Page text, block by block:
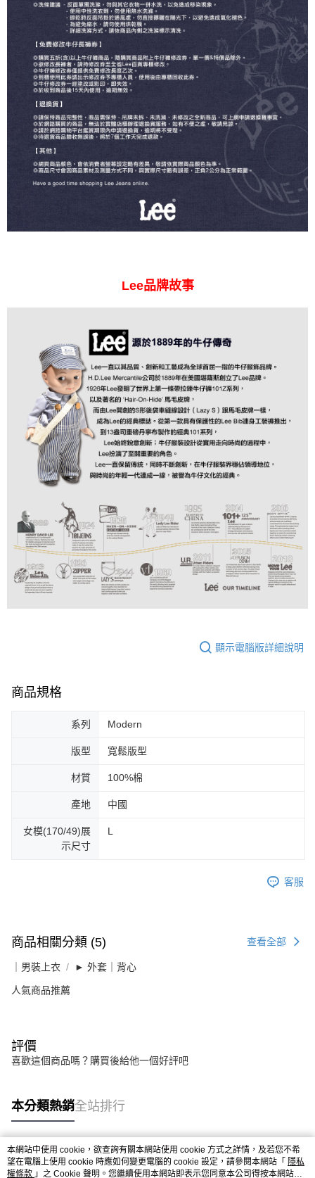
Lee品牌故事
顯示電腦版詳細說明
商品規格
系列 Modern
版型 寬鬆版型
材質 100%棉
產地 中國
女模(170/49)展
示尺寸
L
客服
商品相關分類 (5) 查看全部
｜男裝上衣 ► 外套｜背心
人氣商品推薦
評價
喜歡這個商品嗎？購買後給他一個好評吧
本分類熱銷全站排行
熱門標籤
本網站中使用 cookie，欲查詢有關本網站使用 cookie 方式之詳情，及若您不希
望在電腦上使用 cookie 時應如何變更電腦的 cookie 設定，請參閱本網站「 隱私
權條款 」之 Cookie 聲明。您繼續使用本網站即表示您同意本公司得按本網站使